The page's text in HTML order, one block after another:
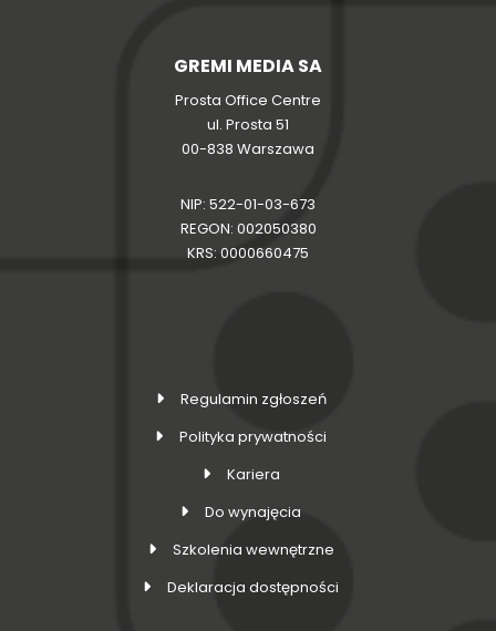
GREMI MEDIA SA
Prosta Office Centre
ul. Prosta 51
00-838 Warszawa
NIP: 522-01-03-673
REGON: 002050380
KRS: 0000660475
Regulamin zgłoszeń
Polityka prywatności
Kariera
Do wynajęcia
Szkolenia wewnętrzne
Deklaracja dostępności